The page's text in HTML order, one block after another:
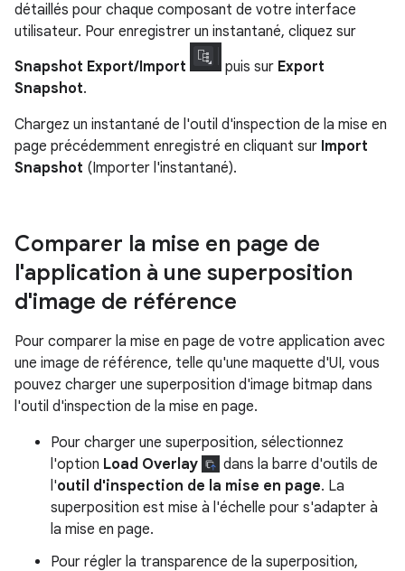
détaillés pour chaque composant de votre interface
utilisateur. Pour enregistrer un instantané, cliquez sur
Snapshot Export/Import
puis sur Export
Snapshot.
Chargez un instantané de l'outil d'inspection de la mise en
page précédemment enregistré en cliquant sur Import
Snapshot (Importer l'instantané).
Comparer la mise en page de
l'application à une superposition
d'image de référence
Pour comparer la mise en page de votre application avec
une image de référence, telle qu'une maquette d'UI, vous
pouvez charger une superposition d'image bitmap dans
l'outil d'inspection de la mise en page.
Pour charger une superposition, sélectionnez
l'option Load Overlay
dans la barre d'outils de
l'outil d'inspection de la mise en page. La
superposition est mise à l'échelle pour s'adapter à
la mise en page.
Pour régler la transparence de la superposition,